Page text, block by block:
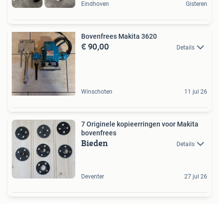
Eindhoven Gisteren
Bovenfrees Makita 3620
€ 90,00 Details
Winschoten 11 jul 26
7 Originele kopieerringen voor Makita
bovenfrees
Bieden Details
Deventer 27 jul 26